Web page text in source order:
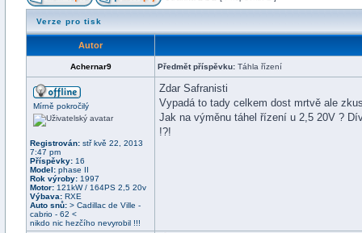
Verze pro tisk
Autor
Achernar9 Předmět příspěvku: Táhla řízení
Mírně pokročilý
Registrován: stř kvě 22, 2013
7:47 pm
Příspěvky: 16
Model: phase II
Rok výroby: 1997
Motor: 121kW / 164PS 2,5 20v
Výbava: RXE
Auto snů: > Cadillac de Ville -
cabrio - 62 <
nikdo nic hezčího nevyrobil !!!
Zdar Safranisti
Vypadá to tady celkem dost mrtvě ale
Jak na výměnu táhel řízení u 2,5 20V ?
!?!